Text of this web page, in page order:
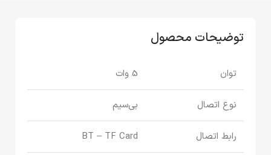
توضیحات محصول
توان 5 وات
نوع اتصال بی‌سیم
رابط اتصال BT – TF Card